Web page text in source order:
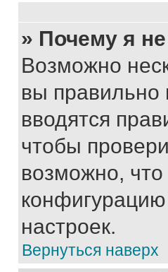
» Почему я
Возможно
вы правильно
вводятся
чтобы
возможно,
настроек.
Вернуться наверх